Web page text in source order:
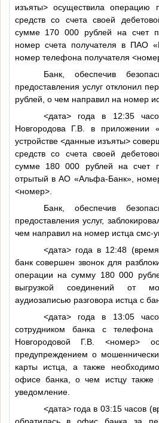
изъяты>осуществила операцию
средств со счета своей
сумме 170 000 рублей на счет
номер счета получателя в ПАО
номер телефона получателя
Банк, обеспечив
предоставления услуг отклонил
рублей, о чем направил на номер
<дата>года в 12:35
Новгородова Г.В. в приложении
устройстве <данные изъяты>
средств со счета своей
сумме 180 000 рублей на счет
отрытый в АО «Альфа-Банк»,
<номер>.
Банк, обеспечив
предоставления услуг,
чем направил на номер истца смс-
<дата>года в 12:48
банк совершен звонок для
операции на сумму 180 000
выгрузкой соединений от
аудиозаписью разговора истца с
<дата>года в 13:05
сотрудником банка с телефона
Новгородовой Г.В.<номер>
предупреждением о
карты истца, а также
офисе банка, о чем истцу также
уведомление.
<дата>года в 03:15 часов